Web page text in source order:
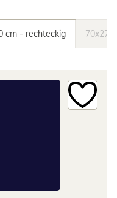
cm - rechteckig